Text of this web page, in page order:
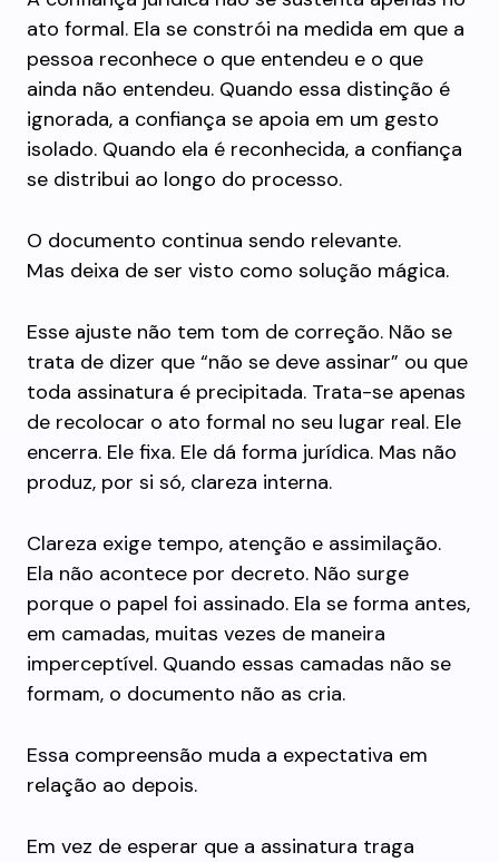
ato formal. Ela se constrói na medida em que a
pessoa reconhece o que entendeu e o que
ainda não entendeu. Quando essa distinção é
ignorada, a confiança se apoia em um gesto
isolado. Quando ela é reconhecida, a confiança
se distribui ao longo do processo.
O documento continua sendo relevante.
Mas deixa de ser visto como solução mágica.
Esse ajuste não tem tom de correção. Não se
trata de dizer que “não se deve assinar” ou que
toda assinatura é precipitada. Trata-se apenas
de recolocar o ato formal no seu lugar real. Ele
encerra. Ele fixa. Ele dá forma jurídica. Mas não
produz, por si só, clareza interna.
Clareza exige tempo, atenção e assimilação.
Ela não acontece por decreto. Não surge
porque o papel foi assinado. Ela se forma antes,
em camadas, muitas vezes de maneira
imperceptível. Quando essas camadas não se
formam, o documento não as cria.
Essa compreensão muda a expectativa em
relação ao depois.
Em vez de esperar que a assinatura traga